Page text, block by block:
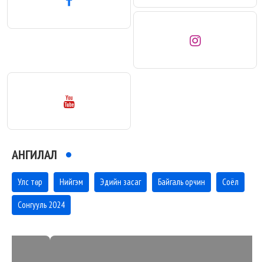
АНГИЛАЛ
Улс төр Нийгэм Эдийн засаг Байгаль орчин Соёл
Сонгууль 2024